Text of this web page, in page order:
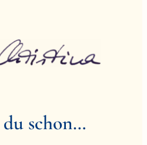
schon…